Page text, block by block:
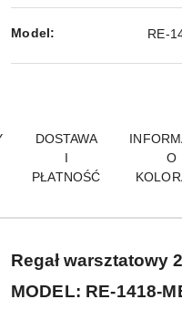
Model: RE-
DOSTAWA
I
PŁATNOŚĆ
O
Regał warsztatowy
MODEL: RE-1418-